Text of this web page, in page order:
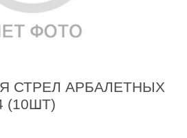
СТРЕЛ АРБАЛЕТНЫХ
(10ШТ)